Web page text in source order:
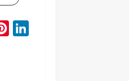
Pinterest